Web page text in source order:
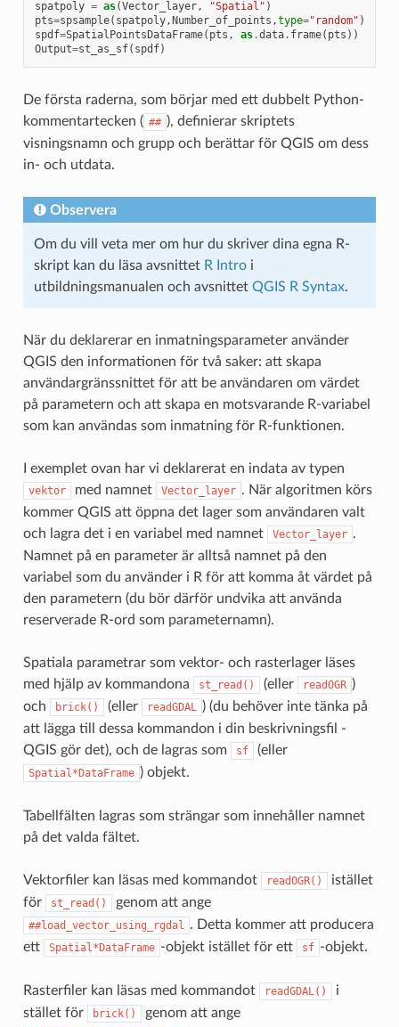
spatpoly = as(Vector_layer, "Spatial" )
pts=spsample( spatpoly, Number_of_points ,type="random" )
spdf=SpatialPointsDataFrame( pts , as.data. frame( pts ))
Output=st_as_sf( spdf)
De första raderna, som börjar med ett dubbelt Python-
kommentartecken ( ## ), definierar skriptets
visningsnamn och grupp och berättar för QGIS om dess
in- och utdata.
Observera
Om du vill veta mer om hur du skriver dina egna R-
skript kan du läsa avsnittet R Introi
utbildningsmanualen och avsnittet QGIS R Syntax.
När du deklarerar en inmatningsparameter använder
QGIS den informationen för två saker: att skapa
användargränssnittet för att be användaren om värdet
på parametern och att skapa en motsvarande R-variabel
som kan användas som inmatning för R-funktionen.
I exemplet ovan har vi deklarerat en indata av typen
vektor med namnet Vector_layer . När algoritmen körs
kommer QGIS att öppna det lager som användaren valt
och lagra det i en variabel med namnet
Vector_layer .
Namnet på en parameter är alltså namnet på den
variabel som du använder i R för att komma åt värdet på
den parametern (du bör därför undvika att använda
reserverade R-ord som parameternamn).
Spatiala parametrar som vektor- och rasterlager läses
med hjälp av kommandona
st_read() (eller readOGR )
och
brick() (eller readGDAL ) (du behöver inte tänka på
att lägga till dessa kommandon i din beskrivningsfil -
QGIS gör det), och de lagras som
sf (eller
Spatial*DataFrame ) objekt.
Tabellfälten lagras som strängar som innehåller namnet
på det valda fältet.
Vektorfiler kan läsas med kommandot readOGR()
istället
för
st_read() genom att ange
##load_vector_using_rgdal . Detta kommer att producera
ett
Spatial*DataFrame -objekt istället för ett sf -objekt.
Rasterfiler kan läsas med kommandot readGDAL()
i
stället för
brick() genom att ange